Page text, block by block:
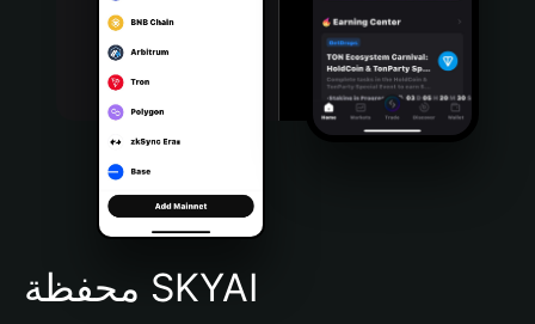
Português (Portugal)
Bahasa Indonesia
Português (Brasil)
Español (Argentina)
محفظة SKYAI